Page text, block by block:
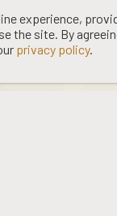
WOOING TREE
01-03-2027
experience,
the site. By
privacy policy.